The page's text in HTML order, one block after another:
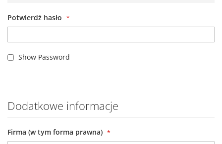
Potwierdź hasło
Show Password
Dodatkowe informacje
Firma (w tym forma prawna)